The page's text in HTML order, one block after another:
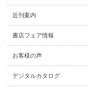
近刊案内
書店フェア情報
お客様の声
デジタルカタログ